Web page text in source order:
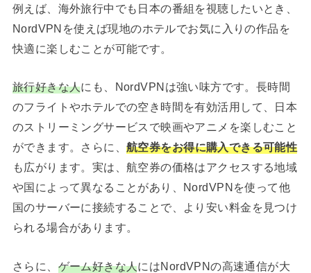
例えば、海外旅行中でも日本の番組を視聴したいとき、
NordVPNを使えば現地のホテルでお気に入りの作品を
快適に楽しむことが可能です。
旅行好きな人にも、NordVPNは強い味方です。長時間
のフライトやホテルでの空き時間を有効活用して、日本
のストリーミングサービスで映画やアニメを楽しむこと
ができます。さらに、航空券をお得に購入できる可能性
も広がります。実は、航空券の価格はアクセスする地域
や国によって異なることがあり、NordVPNを使って他
国のサーバーに接続することで、より安い料金を見つけ
られる場合があります。
さらに、 ゲーム好きな人にはNordVPNの高速通信が大